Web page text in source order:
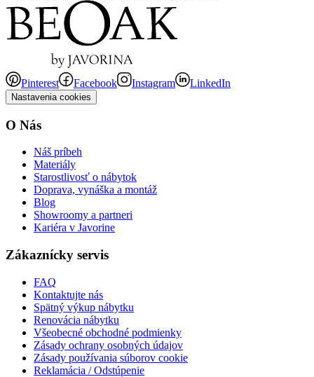
Pinterest Facebook Instagram LinkedIn
Nastavenia cookies
O Nás
Náš príbeh
Materiály
Starostlivosť o nábytok
Doprava, vynáška a montáž
Blog
Showroomy a partneri
Kariéra v Javorine
Zákaznícky servis
FAQ
Kontaktujte nás
Spätný výkup nábytku
Renovácia nábytku
Všeobecné obchodné podmienky
Zásady ochrany osobných údajov
Zásady používania súborov cookie
Reklamácia / Odstúpenie